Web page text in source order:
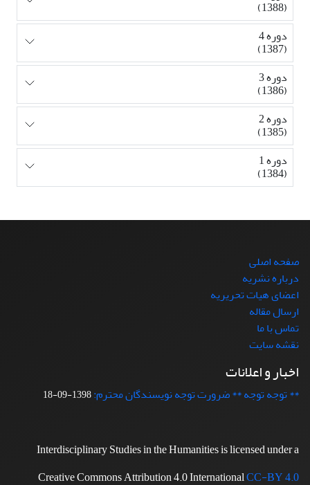
(1388)
دوره 4
(1387)
دوره 3
(1386)
دوره 2
(1385)
دوره 1
(1384)
صفحه اصلی
درباره نشریه
اعضای هیات تحریریه
ارسال مقاله
تماس با ما
نقشه سایت
اخبار و اعلانات
** توجه توجه ** ضرورت توجه نویسندگان محترم:1398-09-18
Interdisciplinary Studies in the Humanities is licensed under a
Creative Commons Attribution 4.0 InternationalCC-BY 4.0